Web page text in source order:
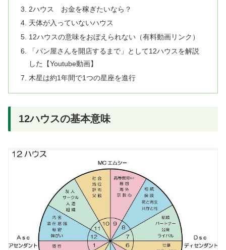
2ハウス お金を稼ぎたいなら？
天体が入っていないハウス
12ハウスの意味をおぼえられない（有料動画リンク）
「パン屋さんを開店するまで」として12ハウスを解説
した【Youtube動画】
木星は約1年間で1つの星座を進行
12ハウスの基本意味